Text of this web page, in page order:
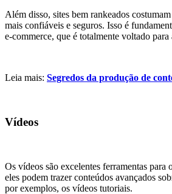
Além disso, sites bem rankeados
mais confiáveis e seguros. Isso é
e-commerce, que é totalmente voltado para
Leia mais: Segredos da produção de
Vídeos
Os vídeos são excelentes ferramentas para
eles podem trazer conteúdos avançados
por exemplos, os vídeos tutoriais.